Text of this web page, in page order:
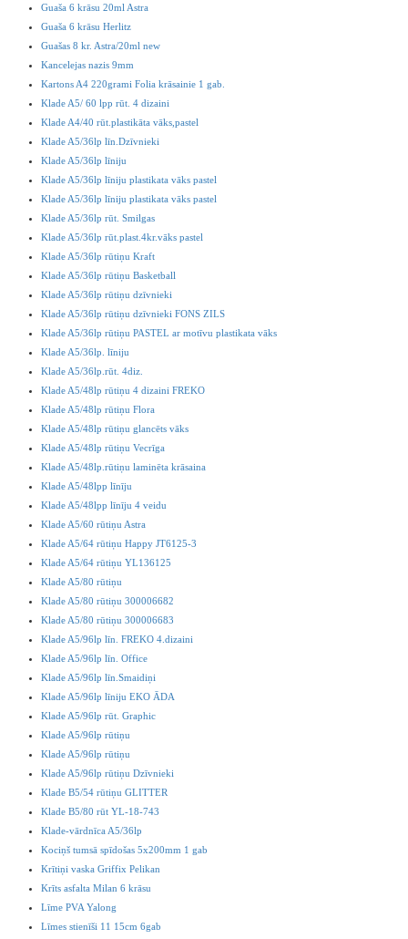
Guaša 6 krāsu 20ml Astra
Guaša 6 krāsu Herlitz
Guašas 8 kr. Astra/20ml new
Kancelejas nazis 9mm
Kartons A4 220grami Folia krāsainie 1 gab.
Klade A5/ 60 lpp rūt. 4 dizaini
Klade A4/40 rūt.plastikāta vāks,pastel
Klade A5/36lp līn.Dzīvnieki
Klade A5/36lp līniju
Klade A5/36lp līniju plastikata vāks pastel
Klade A5/36lp līniju plastikata vāks pastel
Klade A5/36lp rūt. Smilgas
Klade A5/36lp rūt.plast.4kr.vāks pastel
Klade A5/36lp rūtiņu Kraft
Klade A5/36lp rūtiņu Basketball
Klade A5/36lp rūtiņu dzīvnieki
Klade A5/36lp rūtiņu dzīvnieki FONS ZILS
Klade A5/36lp rūtiņu PASTEL ar motīvu plastikata vāks
Klade A5/36lp. līniju
Klade A5/36lp.rūt. 4diz.
Klade A5/48lp rūtiņu 4 dizaini FREKO
Klade A5/48lp rūtiņu Flora
Klade A5/48lp rūtiņu glancēts vāks
Klade A5/48lp rūtiņu Vecrīga
Klade A5/48lp.rūtiņu laminēta krāsaina
Klade A5/48lpp līnīju
Klade A5/48lpp līnīju 4 veidu
Klade A5/60 rūtiņu Astra
Klade A5/64 rūtiņu Happy JT6125-3
Klade A5/64 rūtiņu YL136125
Klade A5/80 rūtiņu
Klade A5/80 rūtiņu 300006682
Klade A5/80 rūtiņu 300006683
Klade A5/96lp līn. FREKO 4.dizaini
Klade A5/96lp līn. Office
Klade A5/96lp līn.Smaidiņi
Klade A5/96lp līniju EKO ĀDA
Klade A5/96lp rūt. Graphic
Klade A5/96lp rūtiņu
Klade A5/96lp rūtiņu
Klade A5/96lp rūtiņu Dzīvnieki
Klade B5/54 rūtiņu GLITTER
Klade B5/80 rūt YL-18-743
Klade-vārdnīca A5/36lp
Kociņš tumsā spīdošas 5x200mm 1 gab
Krītiņi vaska Griffix Pelikan
Krīts asfalta Milan 6 krāsu
Līme PVA Yalong
Līmes stienīši 11 15cm 6gab